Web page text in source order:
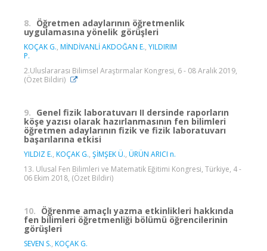
8. Öğretmen adaylarının öğretmenlik
uygulamasına yönelik görüşleri
KOÇAK G., MİNDİVANLİ AKDOĞAN E., YILDIRIM
P.
2.Uluslararası Bilimsel Araştırmalar Kongresi, 6 - 08 Aralık 2019,
(Özet Bildiri)
9. Genel fizik laboratuvarı II dersinde raporların
köşe yazısı olarak hazırlanmasının fen bilimleri
öğretmen adaylarının fizik ve fizik laboratuvarı
başarılarına etkisi
YILDIZ E., KOÇAK G., ŞİMŞEK Ü., ÜRÜN ARICI n.
13. Ulusal Fen Bilimleri ve Matematik Eğitimi Kongresi, Türkiye, 4 -
06 Ekim 2018, (Özet Bildiri)
10. Öğrenme amaçlı yazma etkinlikleri hakkında
fen bilimleri öğretmenliği bölümü öğrencilerinin
görüşleri
SEVEN S., KOÇAK G.